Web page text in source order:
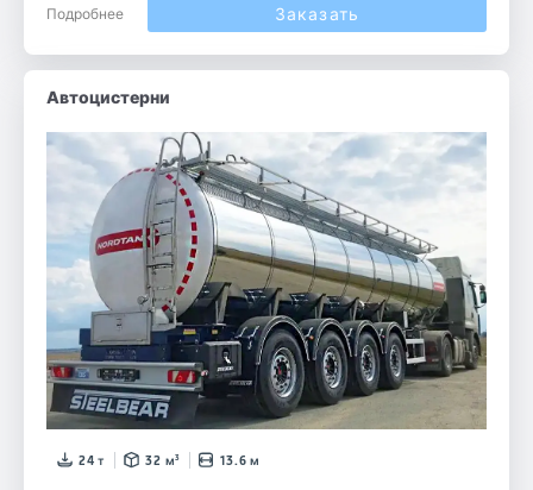
Подробнее
Заказать
Автоцистерни
24 т 32 м³ 13.6 м